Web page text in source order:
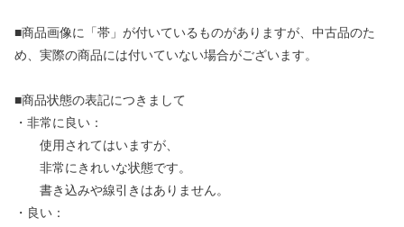
■商品画像に「帯」が付いているものがありますが、中古品のた
め、実際の商品には付いていない場合がございます。
■商品状態の表記につきまして
・非常に良い：
使用されてはいますが、
非常にきれいな状態です。
書き込みや線引きはありません。
・良い：